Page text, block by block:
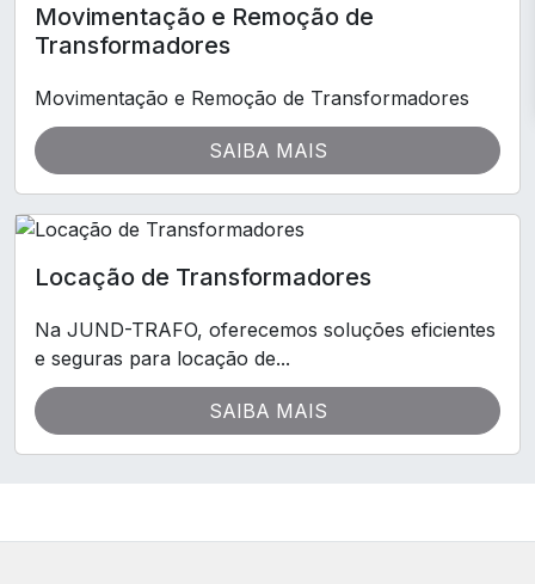
Movimentação e Remoção de
Transformadores
Movimentação e Remoção de Transformadores
SAIBA MAIS
Locação de Transformadores
Na JUND-TRAFO, oferecemos soluções eficientes
e seguras para locação de...
SAIBA MAIS